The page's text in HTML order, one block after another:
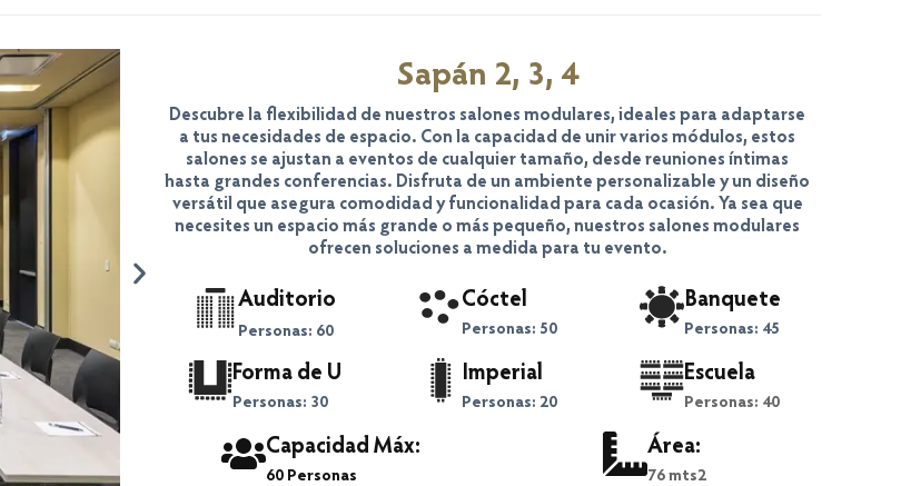
Sapán 2, 3, 4
Descubre la flexibilidad de nuestros salones modulares, ideales para adaptarse
a tus necesidades de espacio. Con la capacidad de unir varios módulos, estos
salones se ajustan a eventos de cualquier tamaño, desde reuniones íntimas
hasta grandes conferencias. Disfruta de un ambiente personalizable y un diseño
versátil que asegura comodidad y funcionalidad para cada ocasión. Ya sea que
necesites un espacio más grande o más pequeño, nuestros salones modulares
ofrecen soluciones a medida para tu evento.
Auditorio
Personas: 60
Cóctel
Personas: 50
Banquete
Personas: 45
Forma de U
Personas: 30
Imperial
Personas: 20
Escuela
Personas: 40
Capacidad Máx:
60 Personas
Área:
76 mts2